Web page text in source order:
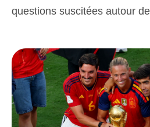
questions suscitées autour